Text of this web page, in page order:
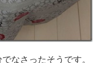
なさったそうです。